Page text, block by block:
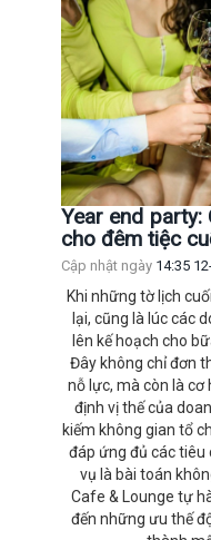
Year end
cho đêm tiệc
Cập nhật ngày 14:35
​​​​​​​​​​Khi những tờ lịch
lại, cũng là lúc các
lên kế hoạch cho
Đây không chỉ đơn
nỗ lực, mà còn là cơ
định vị thế của
kiếm không gian tổ
đáp ứng đủ các tiêu
vụ là bài toán
Cafe & Lounge tự
đến những ưu thế